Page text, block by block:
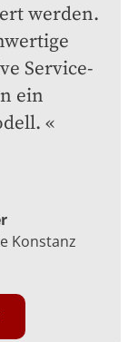
werden.
Service-
ein
Konstanz